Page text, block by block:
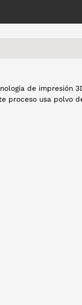
de impresión
usa polvo de Nylon 12,
local.